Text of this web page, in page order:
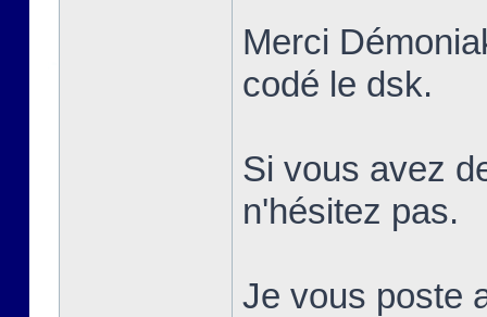
Merci
codé le dsk.
Si vous avez
n'hésitez pas.
Je vous poste